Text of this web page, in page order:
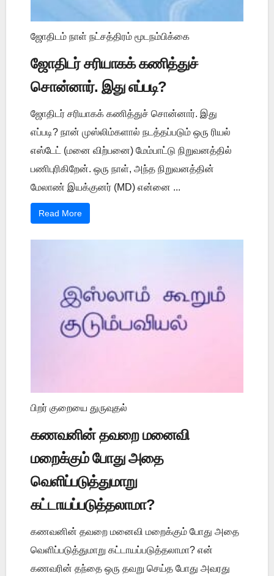
ஜோதிடம் நாள் நட்சத்திரம் மூடநம்பிக்கை
ஜோதிடர் சரியாகக் கணித்துச்
சொன்னார். இது எப்படி?
ஜோதிடர் சரியாகக் கணித்துச் சொன்னார். இது
எப்படி? நான் முஸ்லிம்களால் நடத்தப்படும் ஒரு ரியல்
எஸ்டேட் (மனை விற்பனை) மேம்பாட்டு நிறுவனத்தில்
பணிபுரிகிறேன். ஒரு நாள், அந்த நிறுவனத்தின்
மேலாண் இயக்குனர் (MD) என்னை ...
Read More
பிறர் குறையை துருவுதல்
கணவனின் தவறை மனைவி
மறைக்கும் போது அதை
வெளிப்படுத்துமாறு
கட்டாயப்படுத்தலாமா?
கணவனின் தவறை மனைவி மறைக்கும் போது அதை
வெளிப்படுத்துமாறு கட்டாயப்படுத்தலாமா? என்
கணவரின் தந்தை ஒரு தவறு செய்த போது அவரது